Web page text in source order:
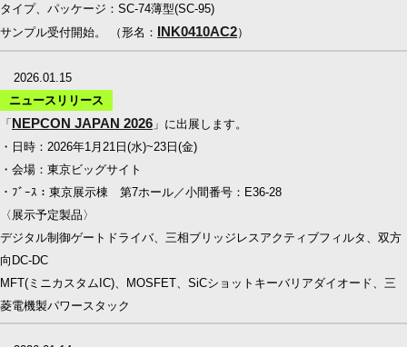
タイプ、パッケージ：SC-74薄型(SC-95)
サンプル受付開始。 （形名： INK0410AC2）
2026.01.15
ニュースリリース
「NEPCON JAPAN 2026 」に出展します。
・日時：2026年1月21日(水)~23日(金)
・会場：東京ビッグサイト
・ﾌﾞｰｽ：東京展示棟 第7ホール／小間番号：E36-28
〈展示予定製品〉
デジタル制御ゲートドライバ、三相ブリッジレスアクティブフィルタ、双方
向DC-DC
MFT(ミニカスタムIC)、MOSFET、SiCショットキーバリアダイオード、三
菱電機製パワースタック